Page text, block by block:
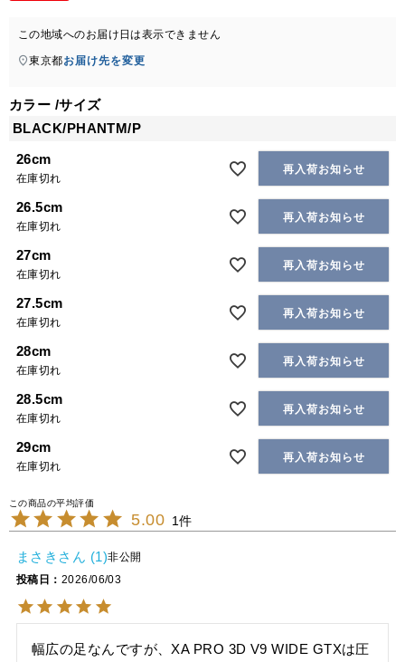
この地域へのお届け日は表示できません
東京都お届け先を変更
カラー サイズ
BLACK/PHANTM/P
26cm
在庫切れ
再入荷お知らせ
26.5cm
在庫切れ
再入荷お知らせ
27cm
在庫切れ
再入荷お知らせ
27.5cm
在庫切れ
再入荷お知らせ
28cm
在庫切れ
再入荷お知らせ
28.5cm
在庫切れ
再入荷お知らせ
29cm
在庫切れ
再入荷お知らせ
5.00 1
まさき 1 非公開
投稿日
2026/06/03
幅広の足なんですが、XA PRO 3D V9 WIDE GTXは圧